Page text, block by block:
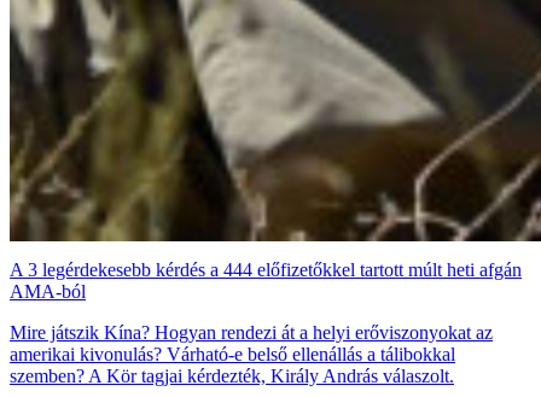
A 3 legérdekesebb kérdés a 444 előfizetőkkel tartott múlt heti afgán
AMA-ból
Mire játszik Kína? Hogyan rendezi át a helyi erőviszonyokat az
amerikai kivonulás? Várható-e belső ellenállás a tálibokkal
szemben? A Kör tagjai kérdezték, Király András válaszolt.